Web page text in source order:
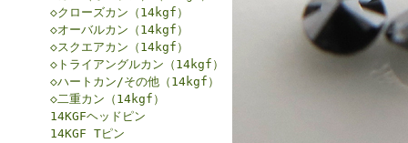
◇クローズカン（14kgf）
◇オーバルカン（14kgf）
◇スクエアカン（14kgf）
◇トライアングルカン（14kgf）
◇ハートカン/その他（14kgf）
◇二重カン（14kgf）
14KGFヘッドピン
14KGF Tピン